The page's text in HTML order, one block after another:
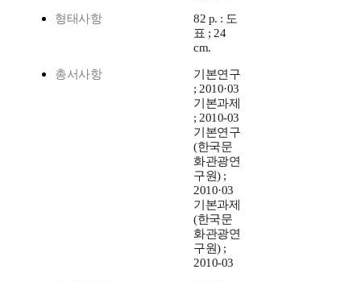
형태사항
82 p. : 도
표 ; 24
cm.
총서사항
기본연구
; 2010·03
기본과제
; 2010-03
기본연구
(한국문
화관광연
구원) ;
2010·03
기본과제
(한국문
화관광연
구원) ;
2010-03